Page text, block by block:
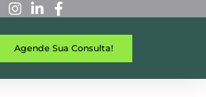
Agende Sua Consulta!